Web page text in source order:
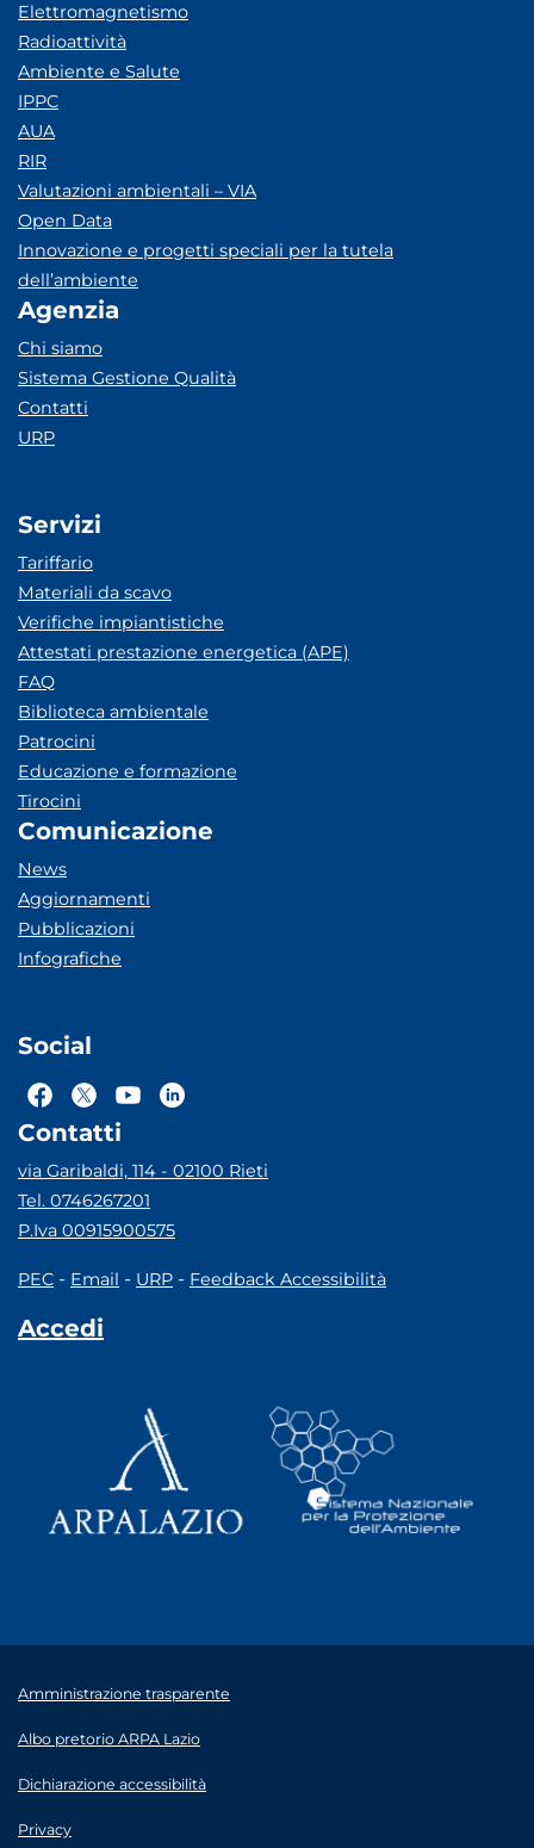
Elettromagnetismo
Radioattività
Ambiente e Salute
IPPC
AUA
RIR
Valutazioni ambientali – VIA
Open Data
Innovazione e progetti speciali per la tutela
dell’ambiente
Agenzia
Chi siamo
Sistema Gestione Qualità
Contatti
URP
Servizi
Tariffario
Materiali da scavo
Verifiche impiantistiche
Attestati prestazione energetica (APE)
FAQ
Biblioteca ambientale
Patrocini
Educazione e formazione
Tirocini
Comunicazione
News
Aggiornamenti
Pubblicazioni
Infografiche
Social
Contatti
via Garibaldi, 114 - 02100 Rieti
Tel. 0746267201
P.Iva 00915900575
PEC - Email - URP - Feedback Accessibilità
Accedi
Amministrazione trasparente
Albo pretorio ARPA Lazio
Dichiarazione accessibilità
Privacy